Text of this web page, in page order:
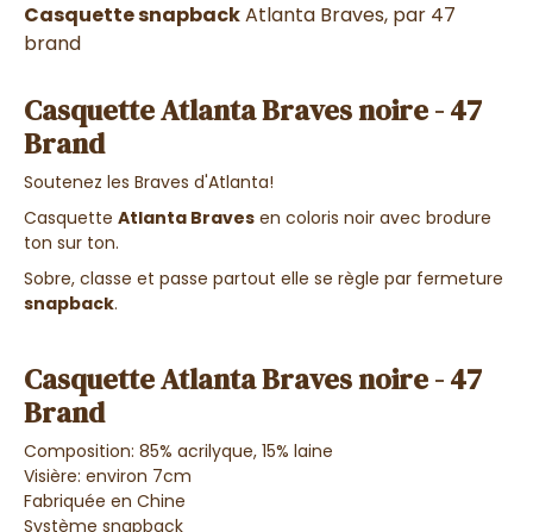
Casquette snapbackAtlanta Braves, par 47
brand
Casquette Atlanta Braves noire - 47
Brand
Soutenez les Braves d'Atlanta!
Casquette Atlanta Braves en coloris noir avec brodure
ton sur ton.
Sobre, classe et passe partout elle se règle par fermeture
snapback.
Casquette Atlanta Braves noire - 47
Brand
Composition: 85% acrilyque, 15% laine
Visière: environ 7cm
Fabriquée en Chine
Système snapback